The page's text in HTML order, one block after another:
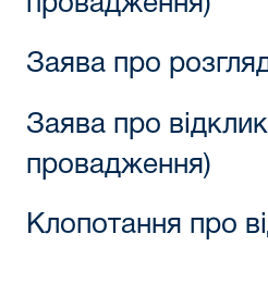
Заява про
Заява про
провадження)
Клопотання про